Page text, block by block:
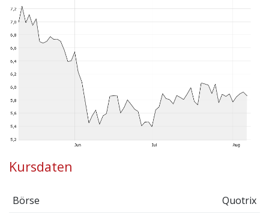
Kursdaten
Börse
Quotrix